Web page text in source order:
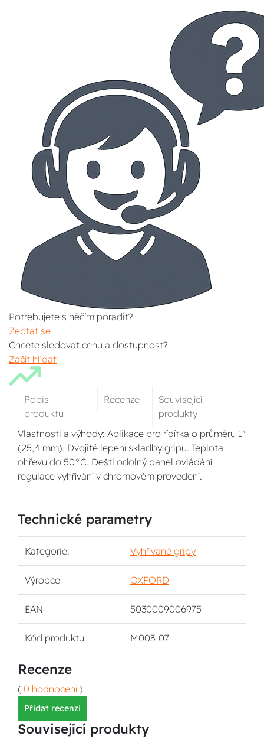
Potřebujete s něčím poradit?
Zeptat se
Chcete sledovat cenu a dostupnost?
Začít hlídat
Popis
produktu
Recenze
Související
produkty
Vlastnosti a výhody: Aplikace pro řídítka o průměru 1"
(25,4 mm). Dvojité lepení skladby gripu. Teplota
ohřevu do 50°C. Dešti odolný panel ovládání
regulace vyhřívání v chromovém provedení.
Technické parametry
Kategorie: Vyhřívané gripy
Výrobce OXFORD
EAN 5030009006975
Kód produktu M003-07
Recenze
( 0 hodnocení )
Přidat recenzi
Související produkty